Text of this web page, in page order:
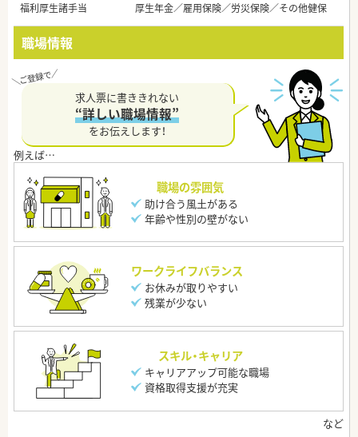
福利厚生諸手当
厚生年金／雇用保険／労災保険／その他健保
職場情報
求人票に書ききれない
“詳しい職場情報”
をお伝えします！
職場の雰囲気
助け合う風土がある
年齢や性別の壁がない
ワークライフバランス
お休みが取りやすい
残業が少ない
スキル・キャリア
キャリアアップ可能な職場
資格取得支援が充実